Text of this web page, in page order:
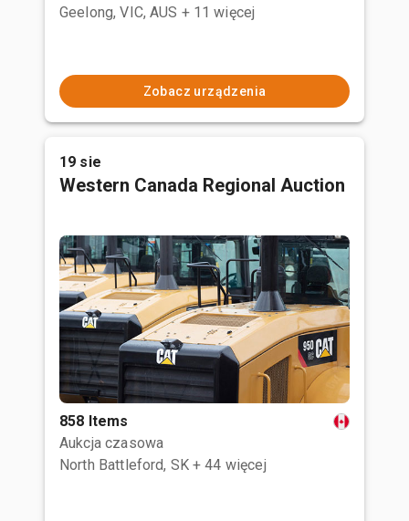
Geelong, VIC, AUS + 11 więcej
Zobacz urządzenia
19 sie
Western Canada Regional Auction
858 Items
Aukcja czasowa
North Battleford, SK + 44 więcej